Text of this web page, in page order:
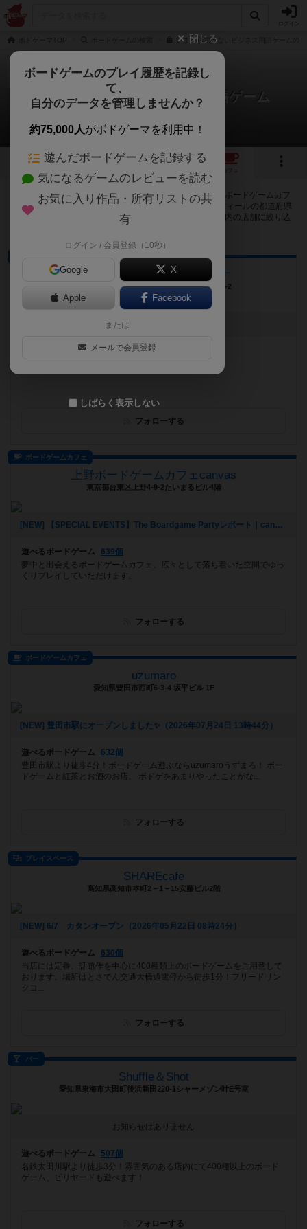
いまさら聞けないビジネス用語ゲームの
いまさら聞けないビジネス用語ゲーム
19店のカフェ/スペースが提供中
3 2
カフェ
いまさら聞けないビジネス用語ゲームで遊ぶことができるボードゲームカフ
ェ・プレイスペースが19店登録されています。公開プロフィールの都道府県
が設定されたアカウントでログインすると、同じ都道府県内の店舗に絞り込
ボードゲームカフェ モシェナ
山形県鶴岡市錦町20-20ムーンフォレスト3F-2
お知らせはありません
遊べるボードゲーム 290個
フォローする
ボードゲームカフェ
上野ボードゲームカフェcanvas
東京都台東区上野4-9-2たいまるビル4階
[NEW] 【SPECIAL EVENTS】The Boardgame Partyレポート｜canvas Girl's Day｜2026/7/24（2026年07月25日 22時12分）
遊べるボードゲーム
639個
夢中と出会えるボードゲームカフェ。広々として落ち着いた空間でゆっ
くりプレイしていただけます。
フォローする
ボードゲームカフェ
uzumaro
愛知県豊田市西町6-3-4 坂平ビル 1F
[NEW] 豊田市駅にオープンしました✨（2026年07月24日 13時44分）
遊べるボードゲーム
632個
豊田市駅より徒歩4分！ボードゲーム遊ぶならuzumaroうずまろ！ ボー
ドゲームと紅茶とお酒のお店。 ボドゲをあまりやったことがな...
フォローする
プレイスペース
SHAREcafe
高知県高知市本町2－1－15安藤ビル2階
[NEW] 6/7 カタンオープン（2026年05月22日 08時24分）
遊べるボードゲーム
630個
当店には定番、話題作を中心に400種類上のボードゲームをご用意して
おります。場所はとさでん交通大橋通電停から徒歩1分！フリードリン
クコ...
フォローする
バー
Shuffle＆Shot
愛知県東海市大田町後浜新田220-1シャーメゾン叶E号室
お知らせはありません
遊べるボードゲーム
507個
名鉄太田川駅より徒歩3分！雰囲気のある店内にて400種以上のボード
ゲーム、ビリヤードも遊べます！
フォローする
閉じる
ボードゲームのプレイ履歴を記録し
て、
自分のデータを管理しませんか？
約75,000人がボドゲーマを利用中！
遊んだボードゲームを記録する
気になるゲームのレビューを読む
お気に入り作品・所有リストの共
有
ログイン / 会員登録（10秒）
Google X
Apple Facebook
または
メールで会員登録
しばらく表示しない